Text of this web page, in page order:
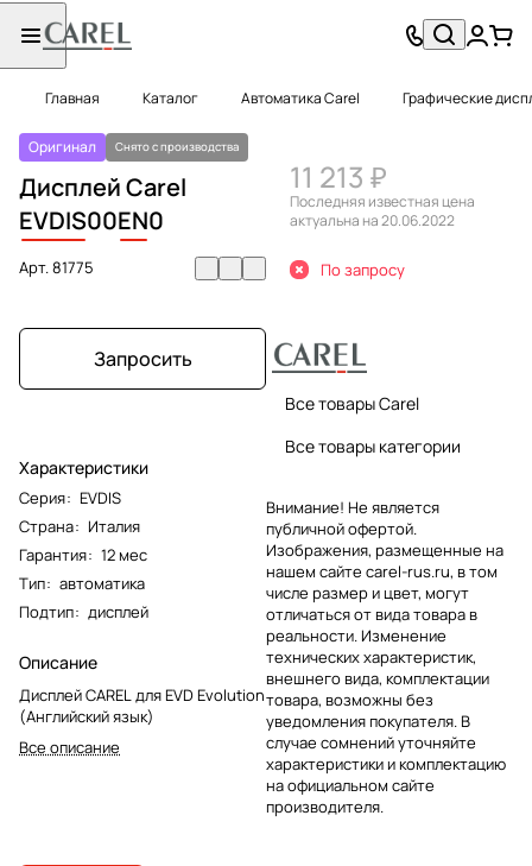
Главная Каталог Автоматика Carel Графические
Оригинал Снято с производства
Дисплей Carel
EVDIS00EN0
Арт.81775
Запросить
Характеристики
Серия: EVDIS
Страна: Италия
Гарантия: 12 мес
Тип: автоматика
Подтип: дисплей
Описание
Дисплей CAREL для EVD Evolution
(Английский язык)
Все описание
11 213 ₽
Последняя известная цена
актуальна на 20.06.2022
По запросу
Все товары Carel
Все товары категории
Внимание! Не является
публичной офертой.
Изображения, размещенные на
нашем сайте carel-rus.ru, в том
числе размер и цвет, могут
отличаться от вида товара в
реальности. Изменение
технических характеристик,
внешнего вида, комплектации
товара, возможны без
уведомления покупателя. В
случае сомнений уточняйте
характеристики и комплектацию
на официальном сайте
производителя.